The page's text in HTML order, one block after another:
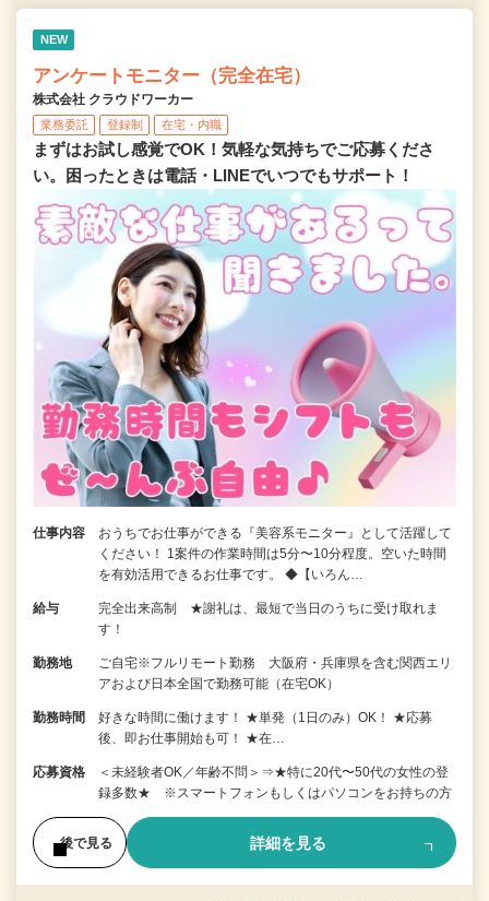
NEW
アンケートモニター（完全在宅）
株式会社 クラウドワーカー
業務委託 登録制 在宅・内職
まずはお試し感覚でOK！気軽な気持ちでご応募くださ
い。困ったときは電話・LINEでいつでもサポート！
仕事内容
おうちでお仕事ができる『美容系モニター』として活躍して
ください！ 1案件の作業時間は5分〜10分程度。空いた時間
を有効活用できるお仕事です。 ◆【いろん…
給与
完全出来高制 ★謝礼は、最短で当日のうちに受け取れま
す！
勤務地
ご自宅※フルリモート勤務 大阪府・兵庫県を含む関西エリ
アおよび日本全国で勤務可能（在宅OK）
勤務時間
好きな時間に働けます！ ★単発（1日のみ）OK！ ★応募
後、即お仕事開始も可！ ★在…
応募資格
＜未経験者OK／年齢不問＞⇒★特に20代〜50代の女性の登
録多数★ ※スマートフォンもしくはパソコンをお持ちの方
後で見る 詳細を見る